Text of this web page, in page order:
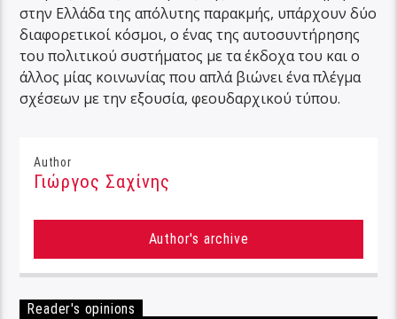
στην Ελλάδα της απόλυτης παρακμής, υπάρχουν δύο
διαφορετικοί κόσμοι, ο ένας της αυτοσυντήρησης
του πολιτικού συστήματος με τα έκδοχα του και ο
άλλος μίας κοινωνίας που απλά βιώνει ένα πλέγμα
σχέσεων με την εξουσία, φεουδαρχικού τύπου.
Author
Γιώργος Σαχίνης
Author's archive
Reader's opinions